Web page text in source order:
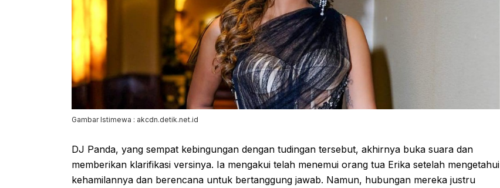
Gambar Istimewa : akcdn.detik.net.id
DJ Panda, yang sempat kebingungan dengan tudingan tersebut, akhirnya buka suara dan
memberikan klarifikasi versinya. Ia mengakui telah menemui orang tua Erika setelah mengetahui
kehamilannya dan berencana untuk bertanggung jawab. Namun, hubungan mereka justru